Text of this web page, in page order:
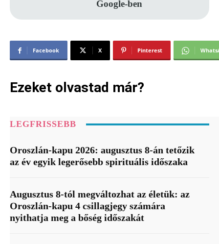
Google-ben
Facebook X Pinterest
Ezeket olvastad már?
LEGFRISSEBB
Oroszlán-kapu 2026: augusztus 8-án tetőzik
az év egyik legerősebb spirituális időszaka
Augusztus 8-tól megváltozhat az életük: az
Oroszlán-kapu 4 csillagjegy számára
nyithatja meg a bőség időszakát